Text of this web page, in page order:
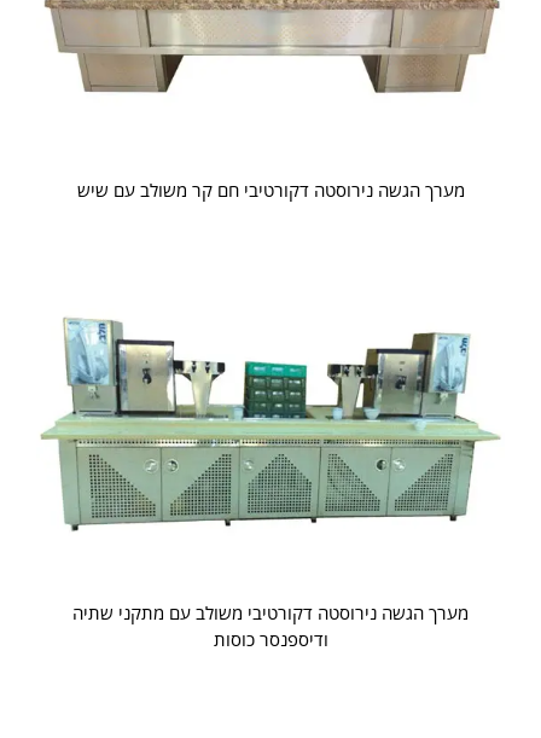
מערך הגשה נירוסטה דקורטיבי חם קר משולב עם שיש
מערך הגשה נירוסטה דקורטיבי משולב עם מתקני שתיה
ודיספנסר כוסות